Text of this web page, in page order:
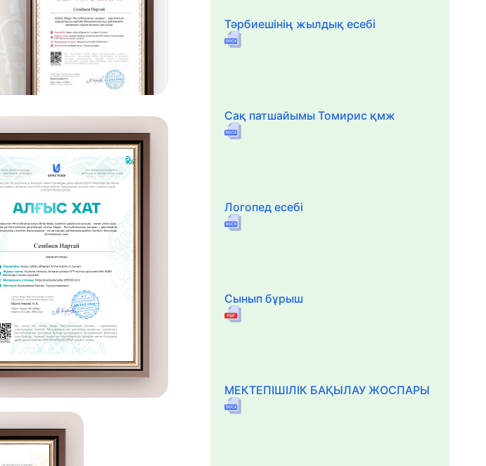
Тәрбиешінің жылдық есебі
Сақ патшайымы Томирис қмж
Логопед есебі
Сынып бұрыш
МЕКТЕПІШІЛІК БАҚЫЛАУ ЖОСПАРЫ